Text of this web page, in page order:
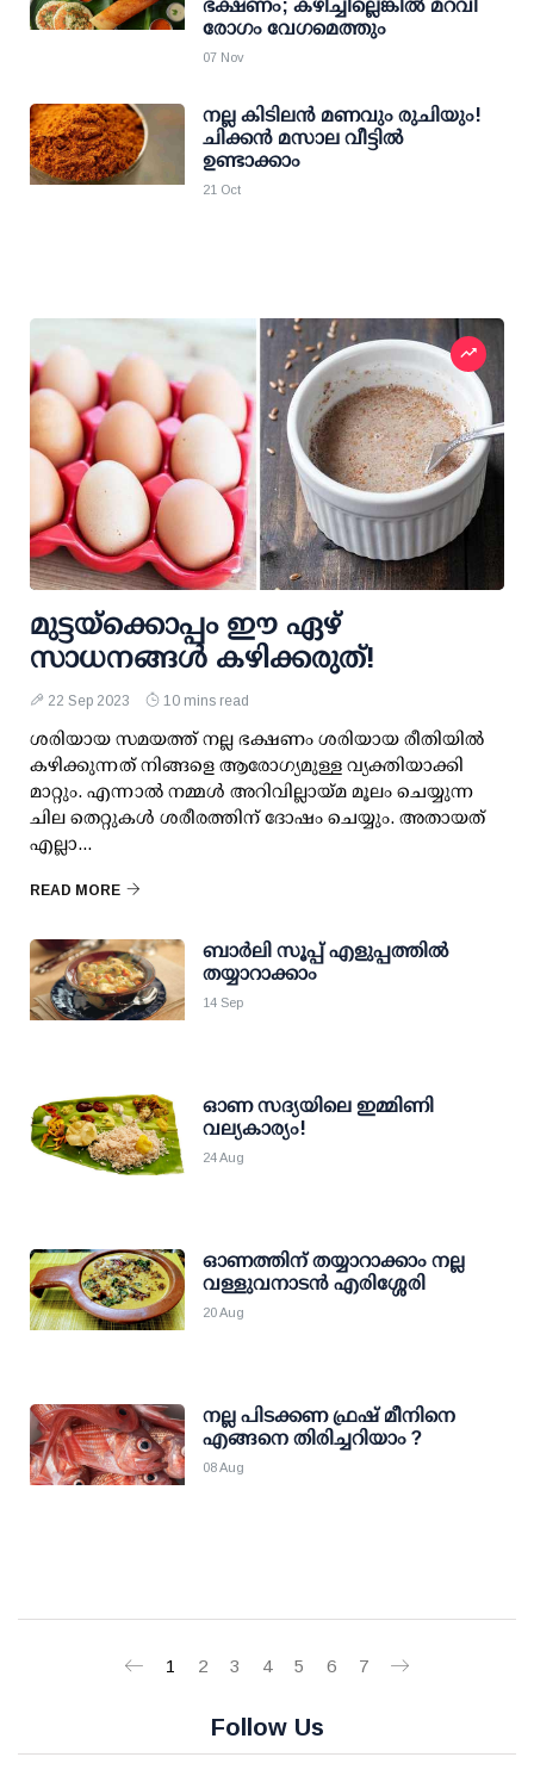
ഭക്ഷണം; കഴിച്ചില്ലെങ്കില്‍ മറവി
രോഗം വേഗമെത്തും
07 Nov
നല്ല കിടിലന്‍ മണവും രുചിയും!
ചിക്കന്‍ മസാല വീട്ടില്‍
ഉണ്ടാക്കാം
21 Oct
മുട്ടയ്‌ക്കൊപ്പം ഈ ഏഴ്
സാധനങ്ങള്‍ കഴിക്കരുത്!
22 Sep 2023 10 mins read
ശരിയായ സമയത്ത് നല്ല ഭക്ഷണം ശരിയായ രീതിയില്‍
കഴിക്കുന്നത് നിങ്ങളെ ആരോഗ്യമുള്ള വ്യക്തിയാക്കി
മാറ്റും. എന്നാല്‍ നമ്മള്‍ അറിവില്ലായ്മ മൂലം ചെയ്യുന്ന
ചില തെറ്റുകള്‍ ശരീരത്തിന് ദോഷം ചെയ്യും. അതായത്
എല്ലാ...
READ MORE
ബാര്‍ലി സൂപ്പ് എളുപ്പത്തില്‍
തയ്യാറാക്കാം
14 Sep
ഓണ സദ്യയിലെ ഇമ്മിണി
വല്യകാര്യം!
24 Aug
​ഓണത്തിന് തയ്യാറാക്കാം നല്ല
വള്ളുവനാടന്‍ എരിശ്ശേരി​
20 Aug
നല്ല പിടക്കണ ഫ്രഷ് മീനിനെ
എങ്ങനെ തിരിച്ചറിയാം ?
08 Aug
1 2 3 4 5 6 7
Follow Us